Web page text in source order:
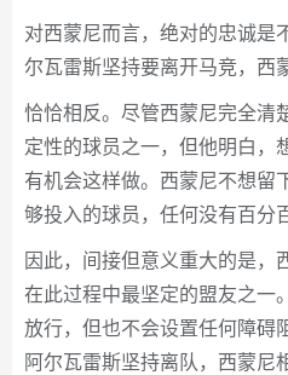
对西蒙尼而言，绝对的忠诚是
尔瓦雷斯坚持要离开马竞，西
恰恰相反。尽管西蒙尼完全清
定性的球员之一，但他明白，
有机会这样做。西蒙尼不想留
够投入的球员，任何没有百分
因此，间接但意义重大的是，
在此过程中最坚定的盟友之一
放行，但也不会设置任何障碍
阿尔瓦雷斯坚持离队，西蒙尼